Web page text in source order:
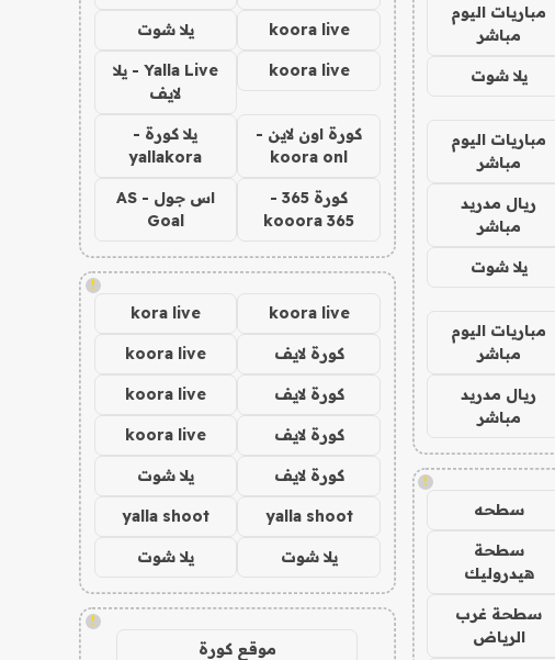
مباريات اليوم
مباشر
يلا شوت
مباريات اليوم
مباشر
ريال مدريد
مباشر
يلا شوت
مباريات اليوم
مباشر
ريال مدريد
مباشر
!
سطحه
سطحة
هيدروليك
سطحة غرب
الرياض
koora live يلا شوت
koora live
Yalla Live - يلا
لايف
كورة اون لاين -
koora onl
يلا كورة -
yallakora
كورة 365 -
kooora 365
اس جول - AS
Goal
!
koora live
kora live
كورة لايف koora live
كورة لايف koora live
كورة لايف koora live
كورة لايف يلا شوت
yalla shoot
yalla shoot
يلا شوت يلا شوت
!
موقع كورة